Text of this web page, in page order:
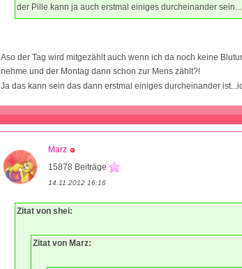
der Pille kann ja auch erstmal einiges durcheinander sein...
Aso der Tag wird mitgezählt auch wenn ich da noch keine
nehme und der Montag dann schon zur Mens zählt?!
Ja das kann sein das dann erstmal einiges durcheinander
Marz
15878 Beiträge
14.11.2012 16:16
Zitat von shei:
Zitat von Marz: